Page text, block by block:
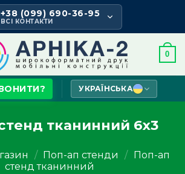
+38 (099) 690-36-95
ВСІ КОНТАКТИ
0
УКРАЇНСЬКА
тканинний 6х3
/ Поп-ап стенди / Поп-ап
стенд тканинний